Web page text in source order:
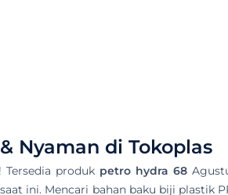
Nyaman di Tokoplas
produk petro hydra 68
Mencari bahan baku biji plastik PP,